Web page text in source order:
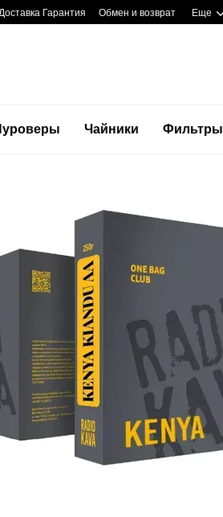
Гарантия Обмен и возврат Еще
Чайники Фильтры